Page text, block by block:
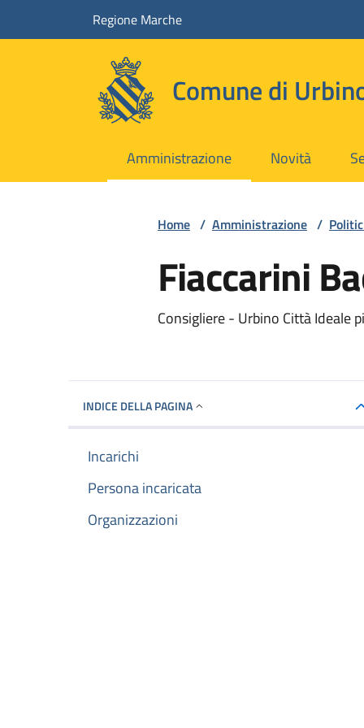
Vai ai contenutiRegione Marche
Comune di
Amministrazione Novità
Home / Amministrazione /
Fiaccarini
Consigliere - Urbino Città Ideale
INDICE DELLA PAGINA
Incarichi
Persona incaricata
Organizzazioni